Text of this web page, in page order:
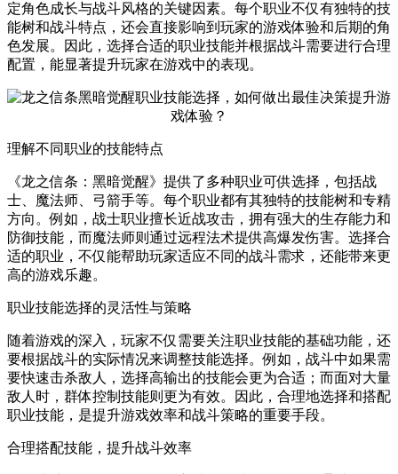
定角色成长与战斗风格的关键因素。每个职业不仅有独特的技
能树和战斗特点，还会直接影响到玩家的游戏体验和后期的角
色发展。因此，选择合适的职业技能并根据战斗需要进行合理
配置，能显著提升玩家在游戏中的表现。
理解不同职业的技能特点
《龙之信条：黑暗觉醒》提供了多种职业可供选择，包括战
士、魔法师、弓箭手等。每个职业都有其独特的技能树和专精
方向。例如，战士职业擅长近战攻击，拥有强大的生存能力和
防御技能，而魔法师则通过远程法术提供高爆发伤害。选择合
适的职业，不仅能帮助玩家适应不同的战斗需求，还能带来更
高的游戏乐趣。
职业技能选择的灵活性与策略
随着游戏的深入，玩家不仅需要关注职业技能的基础功能，还
要根据战斗的实际情况来调整技能选择。例如，战斗中如果需
要快速击杀敌人，选择高输出的技能会更为合适；而面对大量
敌人时，群体控制技能则更为有效。因此，合理地选择和搭配
职业技能，是提升游戏效率和战斗策略的重要手段。
合理搭配技能，提升战斗效率